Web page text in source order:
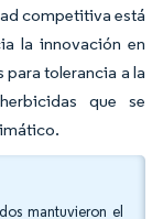
competitiva está
la innovación en
tolerancia a la
que se
mantuvieron el